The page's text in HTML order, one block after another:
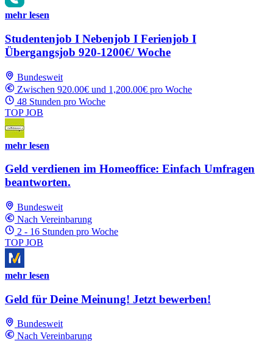
mehr lesen
Studentenjob I Nebenjob I Ferienjob I
Übergangsjob 920-1200€/ Woche
Bundesweit
Zwischen 920.00€ und 1,200.00€ pro Woche
48 Stunden pro Woche
TOP JOB
mehr lesen
Geld verdienen im Homeoffice: Einfach Umfragen
beantworten.
Bundesweit
Nach Vereinbarung
2 - 16 Stunden pro Woche
TOP JOB
mehr lesen
Geld für Deine Meinung! Jetzt bewerben!
Bundesweit
Nach Vereinbarung